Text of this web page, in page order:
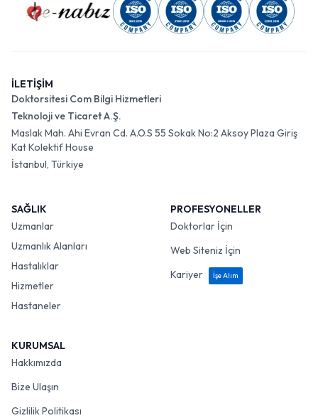
İLETİŞİM
Doktorsitesi Com Bilgi Hizmetleri
Teknoloji ve Ticaret A.Ş.
Maslak Mah. Ahi Evran Cd. A.O.S 55 Sokak No:2 Aksoy Plaza Giriş
Kat Kolektif House
İstanbul, Türkiye
SAĞLIK
Uzmanlar
Uzmanlık Alanları
Hastalıklar
Hizmetler
Hastaneler
PROFESYONELLER
Doktorlar İçin
Web Siteniz İçin
Kariyer
İşe Alım
KURUMSAL
Hakkımızda
Bize Ulaşın
Gizlilik Politikası